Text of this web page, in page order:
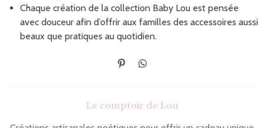
Chaque création de la collection Baby Lou est pensée
avec douceur afin d’offrir aux familles des accessoires aussi
beaux que pratiques au quotidien.
É
g
l
P
a
Le comptoir de Lou